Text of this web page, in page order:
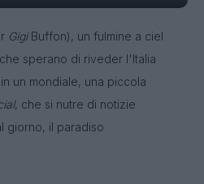
GigiBuffon), un fulmine a ciel
sperano di riveder l'Italia
un mondiale, una piccola
, che si nutre di notizie
giorno, il paradiso